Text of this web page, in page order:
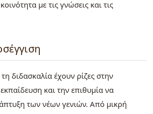
με τις γνώσεις και τις
διδασκαλία έχουν ρίζες στην
και την επιθυμία να
των νέων γενιών. Από μικρή